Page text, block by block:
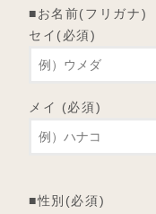
■お名前(フリガナ)
セイ(必須)
メイ (必須)
■性別(必須)